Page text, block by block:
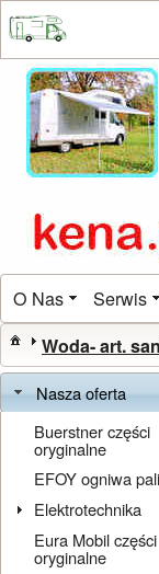
O Nas Serwis
Woda- art.
Nasza oferta
Buerstner części
oryginalne
EFOY ogniwa
Elektrotechnika
Eura Mobil części
oryginalne